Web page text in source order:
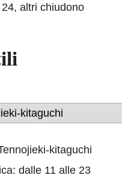
altri chiudono
kitaguchi
dalle 11 alle 23